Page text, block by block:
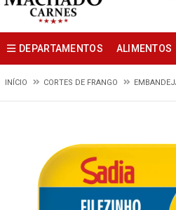
DEPARTAMENTOS ALIMENTOS
INÍCIO CORTES DE FRANGO